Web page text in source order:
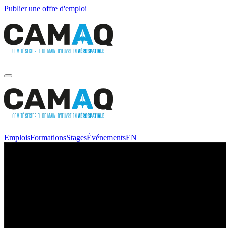
Publier une offre d'emploi
EmploisFormationsStagesÉvénementsEN